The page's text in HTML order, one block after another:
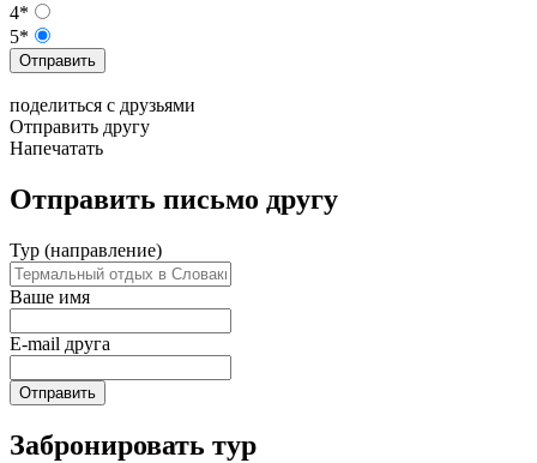
4*
5*
Отправить
поделиться с друзьями
Отправить другу
Напечатать
Отправить письмо другу
Тур (направление)
Ваше имя
E-mail друга
Отправить
Забронировать тур